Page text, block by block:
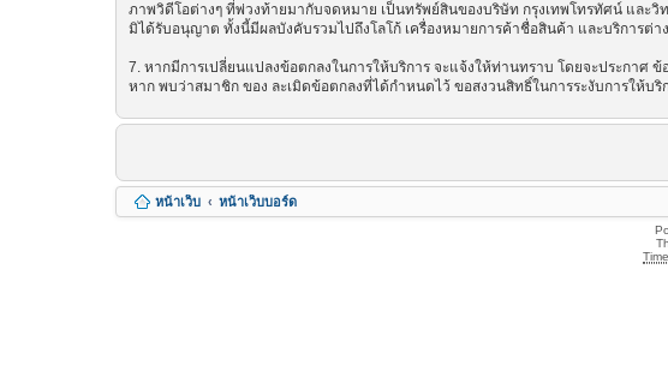
ภาพวิดีโอต่างๆ ที่พ่วงท้ายมากับจดหมาย เป็นทรัพย์สินของบริษัท กรุงเทพโทรทัศน์ และ
มิได้รับอนุญาต ทั้งนี้มีผลบังคับรวมไปถึงโลโก้ เครื่องหมายการค้าชื่อสินค้า และบริการต่า
7. หากมีการเปลี่ยนแปลงข้อตกลงในการให้บริการ จะแจ้งให้ท่านทราบ โดยจะประกา
หาก พบว่าสมาชิก ของ ละเมิดข้อตกลงที่ได้กำหนดไว้ ขอสงวนสิทธิ์ในการระงับการให้บ
หน้าเว็บ หน้าเว็บบอร์ด